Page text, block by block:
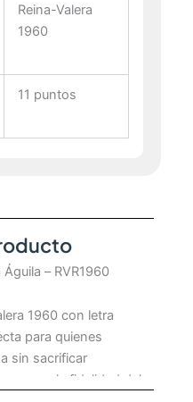
Reina-Valera
1960
11 puntos
– RVR1960
1960 con letra
para quienes
sin sacrificar
la fidelidad del